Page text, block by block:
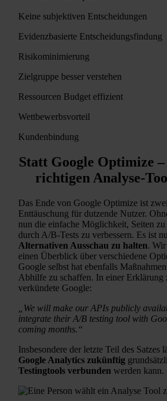
Keine subjektiven Entscheidungen
Evidenzbasierte Entscheidungsfindung
Risikominimierung
Zielgruppe besser verstehen
Ressourcen Budget effizient
Wettbewerbsvorteil
Kundenbindung
Statt Google Optimize
richtigen Analyse-
Das Ende von Google Optimize ist
Enttäuschung für dutzende Nutzer.
nun die einfache Möglichkeit, Seiten
durch A/B-Tests zu verbessern. Es ist
Alternativen Ausschau zu halten.
einen Überblick über verschiedene
Google selbst hat ebenfalls
Abhilfe zu schaffen. In einer Erklärung
verkündete Google:
„We will make our APIs publicly
integrate their A/B testing tool with
coming months.“
Insbesondere der letzte Teil des Satzes
Google Analytics zukünftig
Testingtools verbunden werden kann.